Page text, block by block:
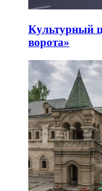
Культурный
ворота»